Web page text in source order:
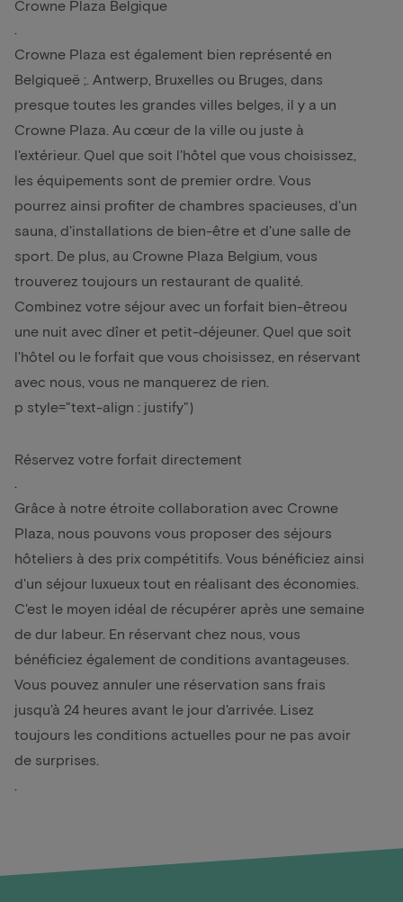
Crowne Plaza Belgique
Crowne Plaza est également bien représenté en
Belgiqueë ;. Antwerp Bruxelles ou Bruges , dans
presque toutes les grandes villes belges, il y a un
Crowne Plaza. Au cœur de la ville ou juste à
l'extérieur. Quel que soit l'hôtel que vous choisissez,
les équipements sont de premier ordre. Vous
pourrez ainsi profiter de chambres spacieuses, d'un
sauna, d'installations de bien-être et d'une salle de
sport. De plus, au Crowne Plaza Belgium, vous
trouverez toujours un restaurant de qualité.
Combinez votre séjour avec un forfait bien-êtreou
une nuit avec dîner et petit-déjeuner. Quel que soit
l'hôtel ou le forfait que vous choisissez, en réservant
avec nous, vous ne manquerez de rien.
p style="text-align : justify")
Réservez votre forfait directement
Grâce à notre étroite collaboration avec Crowne
Plaza, nous pouvons vous proposer des séjours
hôteliers à des prix compétitifs. Vous bénéficiez ainsi
d'un séjour luxueux tout en réalisant des économies.
C'est le moyen idéal de récupérer après une semaine
de dur labeur. En réservant chez nous, vous
bénéficiez également de conditions avantageuses.
Vous pouvez annuler une réservation sans frais
jusqu'à 24 heures avant le jour d'arrivée. Lisez
toujours les conditions actuelles pour ne pas avoir
de surprises.